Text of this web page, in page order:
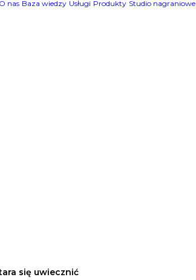
O nas Baza wiedzy Usługi Produkty Studio nagraniowe
się uwiecznić